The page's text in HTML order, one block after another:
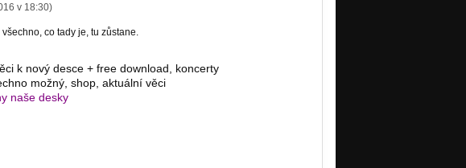
v 18:30)
co tady je, tu zůstane.
k nový desce + free download, koncerty
možný, shop, aktuální věci
naše desky